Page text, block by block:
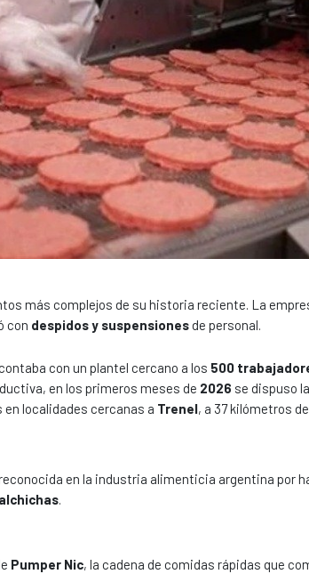
más complejos de su historia reciente. La
con despidos y suspensionesde personal.
con un plantel cercano a los 500
en los primeros meses de 2026 se dispuso la
localidades cercanas a Trenel, a 37 kilómetros de
en la industria alimenticia argentina por
.
Pumper Nic, la cadena de comidas rápidas que